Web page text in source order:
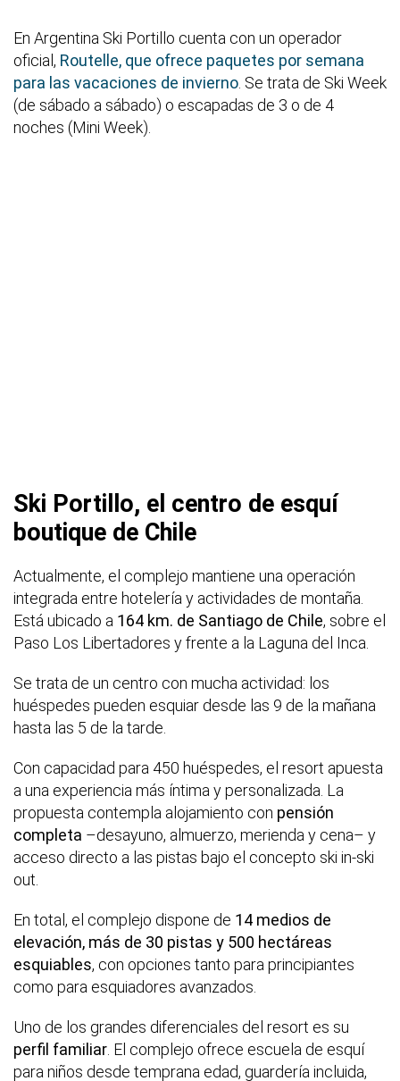
En Argentina Ski Portillo cuenta con un operador
oficial, Routelle, que ofrece paquetes por semana
para las vacaciones de invierno . Se trata de Ski Week
(de sábado a sábado) o escapadas de 3 o de 4
noches (Mini Week).
Ski Portillo, el centro de esquí
boutique de Chile
Actualmente, el complejo mantiene una operación
integrada entre hotelería y actividades de montaña.
Está ubicado a 164 km. de Santiago de Chile, sobre el
Paso Los Libertadores y frente a la Laguna del Inca.
Se trata de un centro con mucha actividad: los
huéspedes pueden esquiar desde las 9 de la mañana
hasta las 5 de la tarde.
Con capacidad para 450 huéspedes, el resort apuesta
a una experiencia más íntima y personalizada. La
propuesta contempla alojamiento con pensión
completa –desayuno, almuerzo, merienda y cena– y
acceso directo a las pistas bajo el concepto ski in-ski
out.
En total, el complejo dispone de 14 medios de
elevación, más de 30 pistas y 500 hectáreas
esquiables, con opciones tanto para principiantes
como para esquiadores avanzados.
Uno de los grandes diferenciales del resort es su
perfil familiar . El complejo ofrece escuela de esquí
para niños desde temprana edad, guardería incluida,